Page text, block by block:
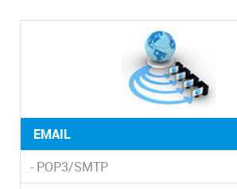
EMAIL
- POP3/SMTP